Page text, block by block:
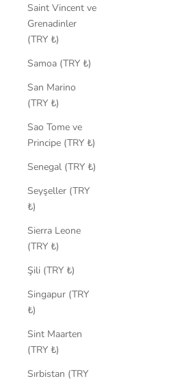
Saint Vincent ve
Grenadinler
(TRY ₺)
Samoa (TRY ₺)
San Marino
(TRY ₺)
Sao Tome ve
Principe (TRY ₺)
Senegal (TRY ₺)
Seyşeller (TRY
₺)
Sierra Leone
(TRY ₺)
Şili (TRY ₺)
Singapur (TRY
₺)
Sint Maarten
(TRY ₺)
Sırbistan (TRY